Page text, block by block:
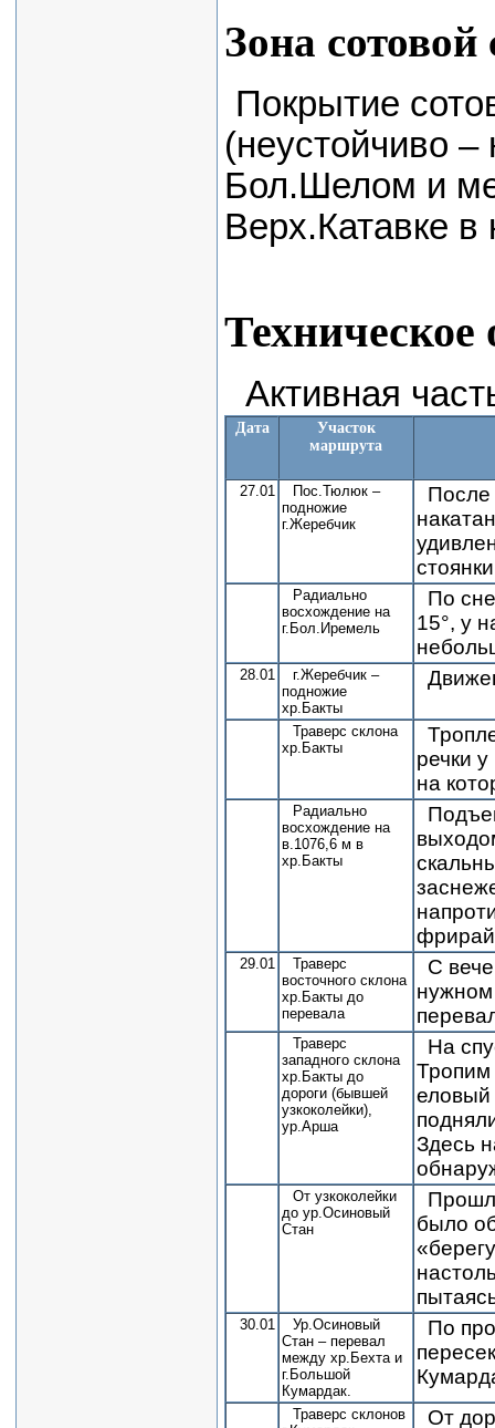
Зона
Покрытие
(неустойчиво
Бол.Шелом и
Верх.Катавке
Техническое
Активная
Дата
Участок
маршрута
27.01
Пос.Тюлюк –
подножие
г.Жеребчик
После
Радиально
восхождение на
г.Бол.Иремель
По
15°, у
28.01
г.Жеребчик –
подножие
хр.Бакты
Траверс склона
хр.Бакты
речки
на
Радиально
восхождение на
в.1076,6 м в
хр.Бакты
29.01
Траверс
восточного склона
хр.Бакты до
перевала
С
Траверс
западного склона
хр.Бакты до
дороги (бывшей
узкоколейки),
ур.Арша
На
Тропим
еловый
Здесь
От узкоколейки
до ур.Осиновый
Стан
было
30.01
Ур.Осиновый
Стан – перевал
между хр.Бехта и
г.Большой
Кумардак.
По
Траверс склонов
От